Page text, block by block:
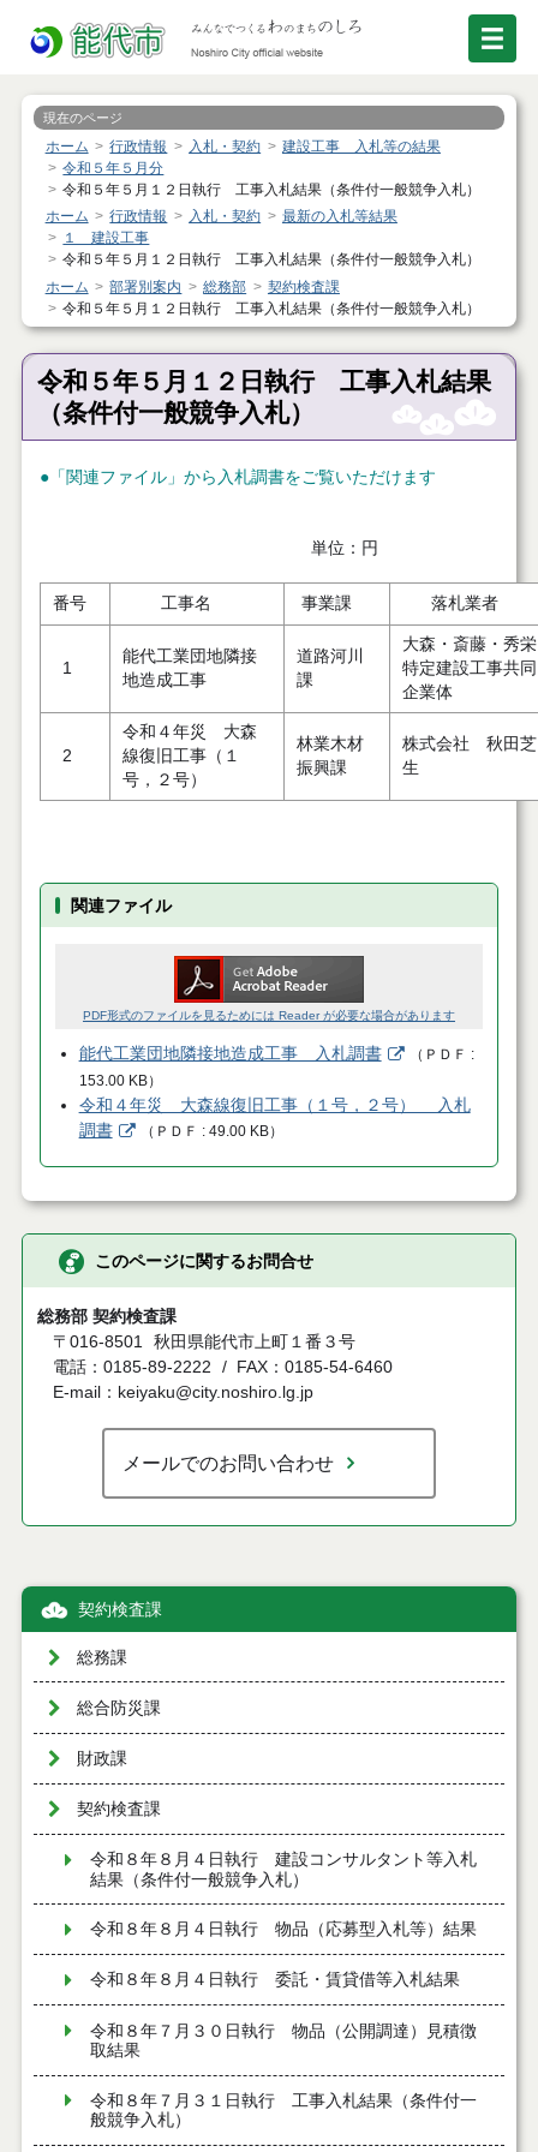
現在のページ
ホーム 行政情報 入札・契約
建設工事 入札等の結果
令和５年５月分
令和５年５月１２日執行 工事入札結果（条件付一般競争入札）
ホーム
行政情報 入札・契約
最新の入札等結果
１ 建設工事
令和５年５月１２日執行 工事入札結果（条件付一般競争入札）
ホーム
部署別案内 総務部
契約検査課
令和５年５月１２日執行 工事入札結果（条件付一般競争入札）
令和５年５月１２日執行 工事入札結果
（条件付一般競争入札）
●「関連ファイル」から入札調書をご覧いただけます
単位：円
番号 工事名 事業課 落札業者
1
能代工業団地隣接
地造成工事
道路河川
課
大森・斎藤・秀栄
特定建設工事共同
企業体
2
令和４年災 大森
線復旧工事（１
号，２号）
林業木材
振興課
株式会社 秋田芝
生
関連ファイル
PDF形式のファイルを見るためには Reader が必要な場合があります
能代工業団地隣接地造成工事 入札調書 （ ＰＤＦ
153.00 KB）
令和４年災 大森線復旧工事（１号，２号） 入札
調書
（ ＰＤＦ 49.00 KB）
このページに関するお問合せ
総務部 契約検査課
〒016-8501 秋田県能代市上町１番３号
電話：0185-89-2222
FAX：0185-54-6460
E-mail：keiyaku@city.noshiro.lg.jp
メールでのお問い合わせ
契約検査課
総務課
総合防災課
財政課
契約検査課
令和８年８月４日執行 建設コンサルタント等入札
結果（条件付一般競争入札）
令和８年８月４日執行 物品（応募型入札等）結果
令和８年８月４日執行 委託・賃貸借等入札結果
令和８年７月３０日執行 物品（公開調達）見積徴
取結果
令和８年７月３１日執行 工事入札結果（条件付一
般競争入札）